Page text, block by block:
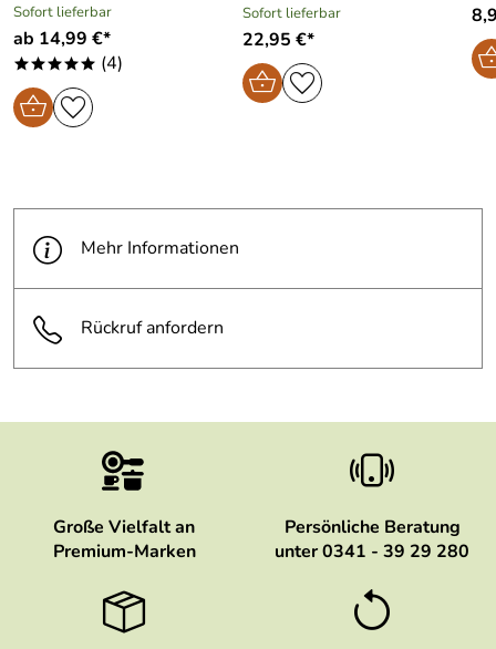
Sofort lieferbar
ab 14,99 €*
***** (4)
Sofort lieferbar
22,95 €*
Mehr Informationen
Rückruf anfordern
Große Vielfalt an
Premium-Marken
Persönliche Beratung
unter 0341 - 39 29 280